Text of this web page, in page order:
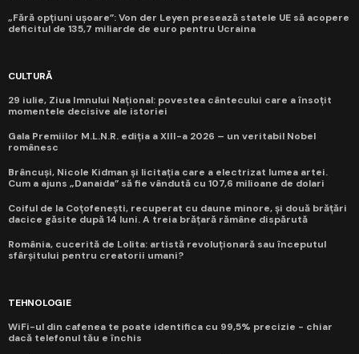
„Fără opțiuni ușoare”: Von der Leyen presează statele UE să acopere
deficitul de 135,7 miliarde de euro pentru Ucraina
CULTURĂ
29 iulie, Ziua Imnului Național: povestea cântecului care a însoțit
momentele decisive ale istoriei
Gala Premiilor M.L.N.R. ediția a XIII-a 2026 – un veritabil Nobel
românesc
Brâncuși, Nicole Kidman și licitația care a electrizat lumea artei.
Cum a ajuns „Danaida” să fie vândută cu 107,6 milioane de dolari
Coiful de la Coțofenești, recuperat cu daune minore, și două brățări
dacice găsite după 14 luni. A treia brățară rămâne dispărută
România, cucerită de Lolita: artistă revoluționară sau începutul
sfârșitului pentru creatorii umani?
TEHNOLOGIE
WiFi-ul din cafenea te poate identifica cu 99,5% precizie - chiar
dacă telefonul tău e închis